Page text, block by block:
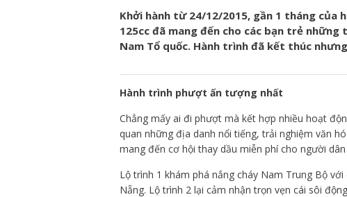
Khởi hành từ 24/12/2015, gần 1 tháng của
125cc đã mang đến cho các bạn trẻ
Nam Tổ quốc. Hành trình đã kết thúc
Hành trình phượt ấn tượng nhất
Chẳng mấy ai đi phượt mà kết hợp nhiều hoạt
quan những địa danh nổi tiếng, trải nghiệm văn
mang đến cơ hội thay dầu miễn phí cho người
Lộ trình 1 khám phá nắng cháy Nam Trung Bộ
Nẵng. Lộ trình 2 lại cảm nhận trọn vẹn cái sôi